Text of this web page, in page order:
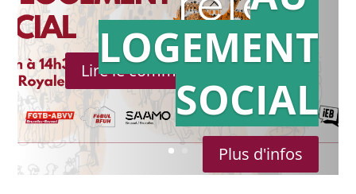
Lire le communiqué de presse
LOGEMENT
SOCIAL
Plus d'infos